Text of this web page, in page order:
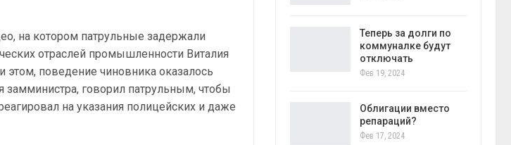
на котором патрульные задержали
отраслей промышленности Виталия
поведение чиновника оказалось
замминистра, говорил патрульным, чтобы
на указания полицейских и даже
Теперь за долги по
коммуналке будут
отключать
Фев 19, 2024
Облигации вместо
репараций?
Фев 17, 2024